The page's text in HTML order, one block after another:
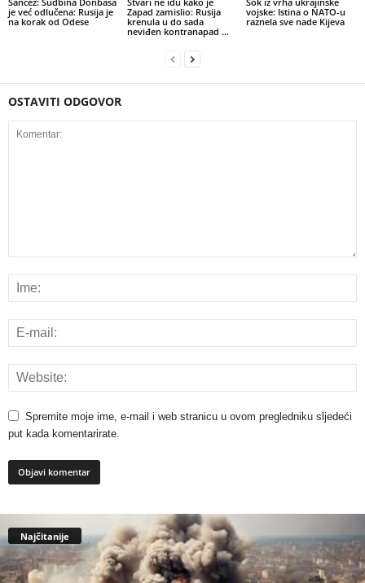
je već odlučena: Rusija je
na korak od Odese
Zapad zamislio: Rusija
krenula u do sada
neviđen kontranapad …
vojske: Istina o NATO-u
raznela sve nade Kijeva
OSTAVITI ODGOVOR
Spremite moje ime, e-mail i web stranicu u ovom pregledniku sljedeći
put kada komentarirate.
Najčitanije